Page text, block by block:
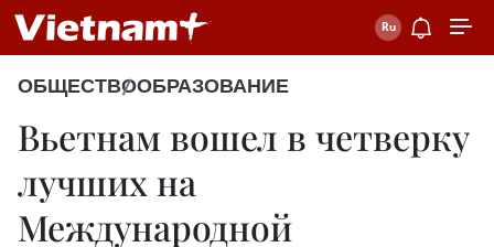
ОБЩЕСТВООБРАЗОВАНИЕ
Вьетнам вошел в четверку
лучших на
Международной